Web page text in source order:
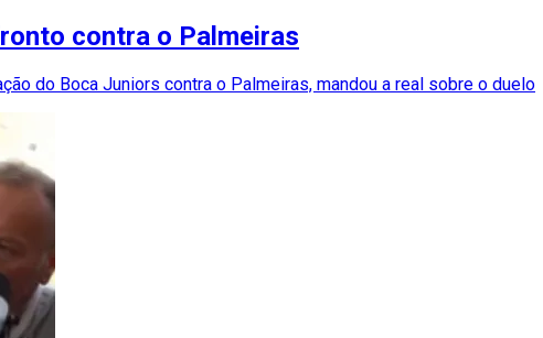
contra o Palmeiras
do Boca Juniors contra o Palmeiras, mandou a real sobre o duelo